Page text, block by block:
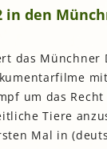
in den
das Münchner
um das
Tiere
Mal in